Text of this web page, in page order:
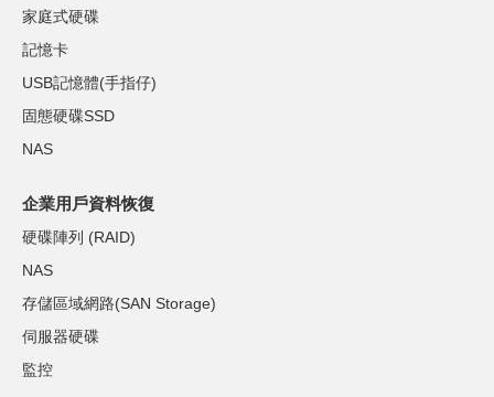
家庭式硬碟
記憶卡
USB記憶體(手指仔)
固態硬碟SSD
NAS
企業用戶資料恢復
硬碟陣列 (RAID)
NAS
存儲區域網路(SAN Storage)
伺服器硬碟
監控